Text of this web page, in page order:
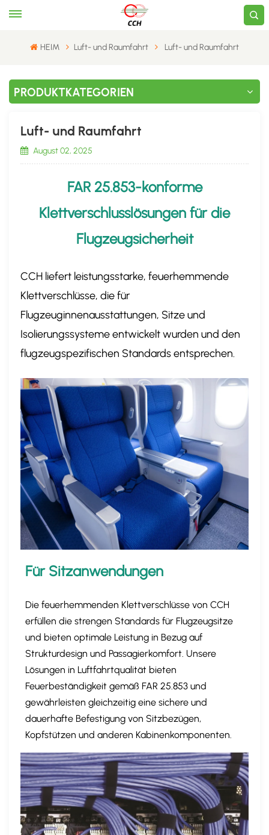
HEIM Luft- und Raumfahrt Luft- und Raumfahrt
PRODUKTKATEGORIEN
Luft- und Raumfahrt
August 02, 2025
FAR 25.853-konforme
Klettverschlusslösungen für die
Flugzeugsicherheit
CCH liefert leistungsstarke, feuerhemmende
Klettverschlüsse, die für
Flugzeuginnenausstattungen, Sitze und
Isolierungssysteme entwickelt wurden und den
flugzeugspezifischen Standards entsprechen.
Für Sitzanwendungen
Die feuerhemmenden Klettverschlüsse von CCH
erfüllen die strengen Standards für Flugzeugsitze
und bieten optimale Leistung in Bezug auf
Strukturdesign und Passagierkomfort. Unsere
Lösungen in Luftfahrtqualität bieten
Feuerbeständigkeit gemäß FAR 25.853 und
gewährleisten gleichzeitig eine sichere und
dauerhafte Befestigung von Sitzbezügen,
Kopfstützen und anderen Kabinenkomponenten.